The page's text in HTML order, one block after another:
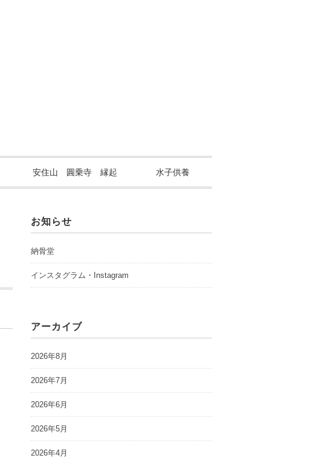
安住山 圓乗寺 縁起 水子供養
お知らせ
納骨堂
インスタグラム・Instagram
アーカイブ
2026年8月
2026年7月
2026年6月
2026年5月
2026年4月